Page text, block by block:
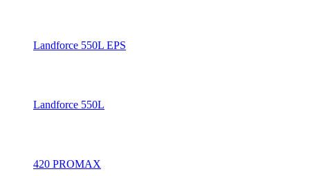
Landforce 550L EPS
Landforce 550L
420 PROMAX